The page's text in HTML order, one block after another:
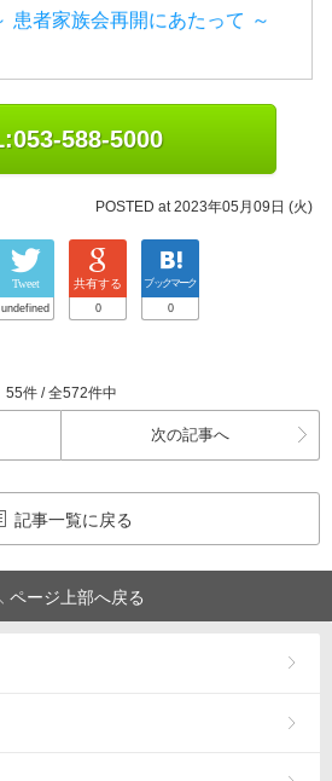
者家族会再開にあたって ～
588-5000
POSTED at 2023年05月09日 (火)
Tweet
undefined
共有する
0
ブックマーク
0
55件 / 全572件中
次の記事へ
記事一覧に戻る
ページ上部へ戻る